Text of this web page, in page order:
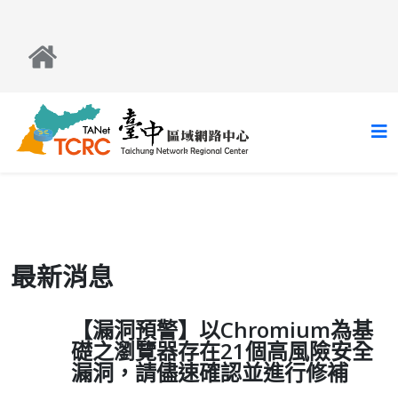
最新消息
【漏洞預警】以Chromium為基
礎之瀏覽器存在21個高風險安全
漏洞，請儘速確認並進行修補